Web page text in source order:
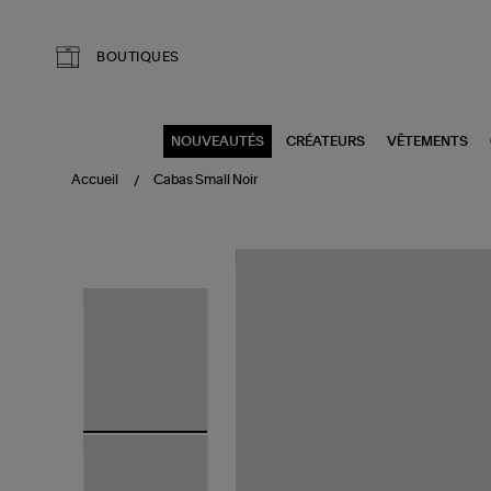
BOUTIQUES
NOUVEAUTÉS CRÉATEURS VÊTEMENTS
Accueil Cabas Small Noir